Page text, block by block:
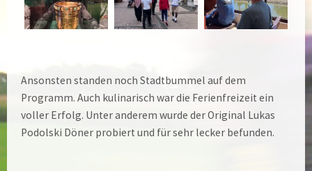
Ansonsten standen noch Stadtbummel auf dem
Programm. Auch kulinarisch war die Ferienfreizeit ein
voller Erfolg. Unter anderem wurde der Original Lukas
Podolski Döner probiert und für sehr lecker befunden.